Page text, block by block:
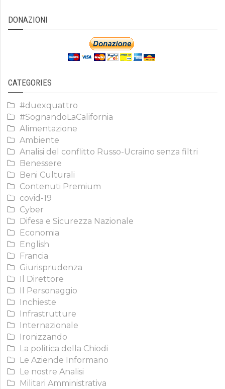
DONAZIONI
CATEGORIES
#duexquattro
#SognandoLaCalifornia
Alimentazione
Ambiente
Analisi del conflitto Russo-Ucraino senza filtri
Benessere
Beni Culturali
Contenuti Premium
covid-19
Cyber
Difesa e Sicurezza Nazionale
Economia
English
Francia
Giurisprudenza
Il Direttore
Il Personaggio
Inchieste
Infrastrutture
Internazionale
Ironizzando
La politica della Chiodi
Le Aziende Informano
Le nostre Analisi
Militari Amministrativa